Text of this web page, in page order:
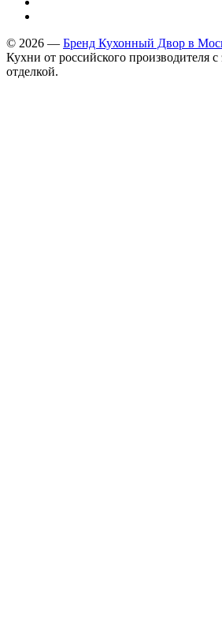
© 2026 — Бренд Кухонный Двор в
Кухни от российского производителя
отделкой.